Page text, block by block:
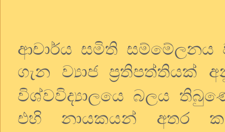
ආචාර්ය සමිති සම්මේලනය
ගැන ව්‍යාජ ප්‍රතිපත්තියක්
විශ්වවිද්‍යාලයෙ බලය
එහි නායකයන් අතර